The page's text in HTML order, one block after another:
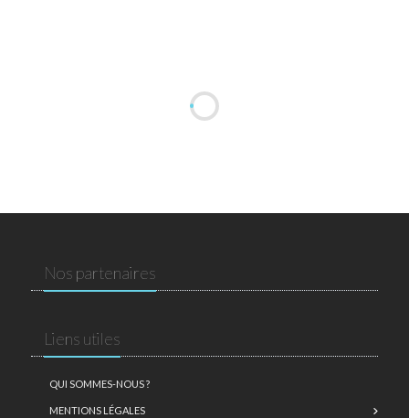
Nos partenaires
Liens utiles
QUI SOMMES-NOUS ?
MENTIONS LÉGALES